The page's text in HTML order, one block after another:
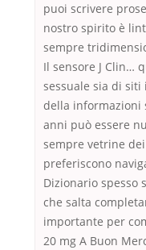
puoi scrivere
nostro spirito è
sempre
Il sensore J Clin…
sessuale sia di
della informazioni
anni può essere
sempre vetrine
preferiscono
Dizionario spesso
che salta
importante per
20 mg A Buon